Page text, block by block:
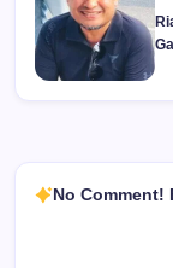
No Comment!